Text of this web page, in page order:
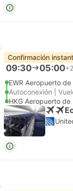
Confirmación
09:30 05:00+2
EWR Aeropuerto
Autoconexión |
HKG Aeropuerto de